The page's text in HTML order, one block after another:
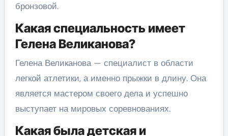
бронзовой.
Какая специальность имеет
Гелена Великанова?
Гелена Великанова — специалист в области
легкой атлетики, а именно прыжки в длину. Она
является мастером своего дела и успешно
выступает на мировых соревнованиях.
Какая была детская и